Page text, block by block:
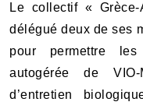
Le collectif «
délégué deux de ses
pour permettre les
autogérée de
d’entretien